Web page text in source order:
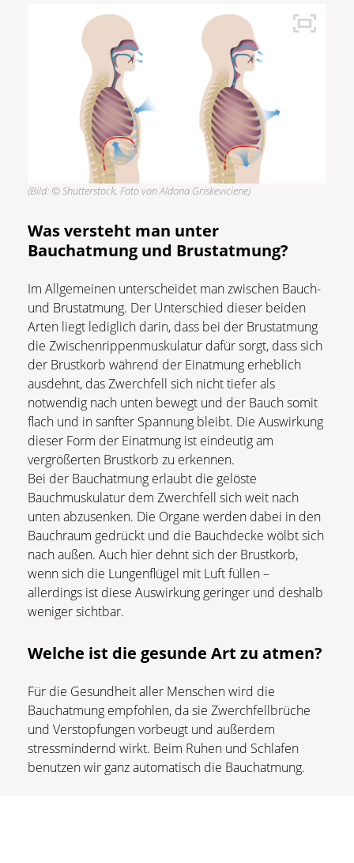
(Bild: © Shutterstock, Foto von Aldona Griskeviciene)
Was versteht man unter
Bauchatmung und Brustatmung?
Im Allgemeinen unterscheidet man zwischen Bauch-
und Brustatmung. Der Unterschied dieser beiden
Arten liegt lediglich darin, dass bei der Brustatmung
die Zwischenrippenmuskulatur dafür sorgt, dass sich
der Brustkorb während der Einatmung erheblich
ausdehnt, das Zwerchfell sich nicht tiefer als
notwendig nach unten bewegt und der Bauch somit
flach und in sanfter Spannung bleibt. Die Auswirkung
dieser Form der Einatmung ist eindeutig am
vergrößerten Brustkorb zu erkennen.
Bei der Bauchatmung erlaubt die gelöste
Bauchmuskulatur dem Zwerchfell sich weit nach
unten abzusenken. Die Organe werden dabei in den
Bauchraum gedrückt und die Bauchdecke wölbt sich
nach außen. Auch hier dehnt sich der Brustkorb,
wenn sich die Lungenflügel mit Luft füllen –
allerdings ist diese Auswirkung geringer und deshalb
weniger sichtbar.
Welche ist die gesunde Art zu atmen?
Für die Gesundheit aller Menschen wird die
Bauchatmung empfohlen, da sie Zwerchfellbrüche
und Verstopfungen vorbeugt und außerdem
stressmindernd wirkt. Beim Ruhen und Schlafen
benutzen wir ganz automatisch die Bauchatmung.